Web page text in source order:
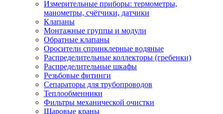
Измерительные приборы: термометры,
манометры, счётчики, датчики
Клапаны
Монтажные группы и модули
Обратные клапаны
Оросители спринклерные водяные
Распределительные коллекторы (гребенки)
Распределительные шкафы
Резьбовые фитинги
Сепараторы для трубопроводов
Теплообменники
Фильтры механической очистки
Шаровые краны